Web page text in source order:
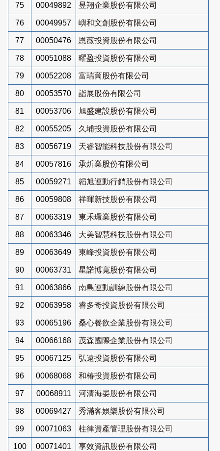
75 00049892 昱翔企業股份有限公司
76 00049957 嶼和文創股份有限公司
77 00050476 恩薇投資股份有限公司
78 00051088 曜盈投資股份有限公司
79 00052208 富瑞啇股份有限公司
80 00053570 詣展股份有限公司
81 00053706 旭盛建設股份有限公司
82 00055205 久埔投資股份有限公司
83 00056719 天睿智能科技股份有限公司
84 00057816 承炘業股份有限公司
85 00059271 韜旭運動行銷股份有限公司
86 00059808 祥暉新技股份有限公司
87 00063319 東禾環業股份有限公司
88 00063346 大美智慧科技股份有限公司
89 00063649 東峰投資股份有限公司
90 00063731 星諾博寬股份有限公司
91 00063866 南島運動訓練股份有限公司
92 00063958 睿多奇投資股份有限公司
93 00065196 桑心餐飲企業股份有限公司
94 00066168 茂森國際企業股份有限公司
95 00067125 弘遠投資股份有限公司
96 00068068 和椿投資股份有限公司
97 00068911 河清海晏股份有限公司
98 00069427 秀滿客娛樂股份有限公司
99 00071063 柱律資產管理股份有限公司
100 00071401
享效資訊股份有限公司